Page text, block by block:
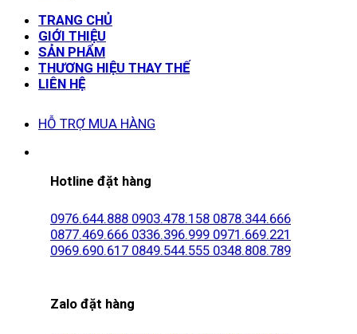
TRANG CHỦ
GIỚI THIỆU
SẢN PHẨM
THƯƠNG HIỆU THAY THẾ
LIÊN HỆ
HỖ TRỢ MUA HÀNG
Hotline đặt hàng
0976.644.888 0903.478.158 0878.344.666
0877.469.666 0336.396.999 0971.669.221
0969.690.617 0849.544.555 0348.808.789
Zalo đặt hàng